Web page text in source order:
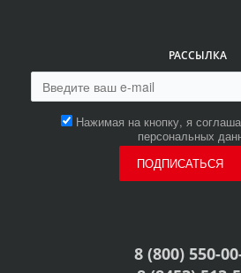
РАССЫЛКА
Нажимая на кнопку, я
персональных
ПОДПИСАТЬСЯ
8 (800) 550-